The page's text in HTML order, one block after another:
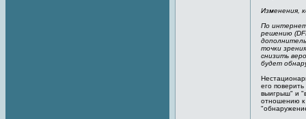
Изменения,
По
решению
точки
снизить
будет
его
выигрыш" и
отношению к